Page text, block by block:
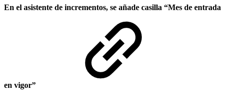
En el asistente de incrementos, se añade casilla “Mes de entrada
en vigor”